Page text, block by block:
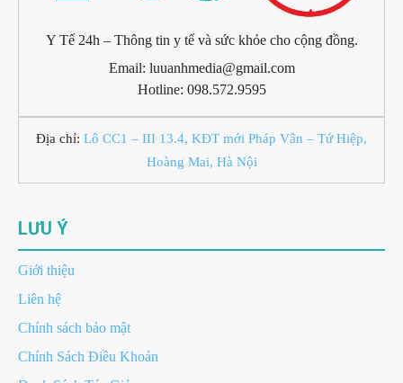
Y Tế 24h – Thông tin y tế và sức khỏe cho cộng đồng.
Email: luuanhmedia@gmail.com
Hotline: 098.572.9595
Địa chỉ: Lô CC1 – III 13.4, KĐT mới Pháp Vân – Tứ Hiệp,
Hoàng Mai, Hà Nội
LƯU Ý
Giới thiệu
Liên hệ
Chính sách bảo mật
Chính Sách Điều Khoản